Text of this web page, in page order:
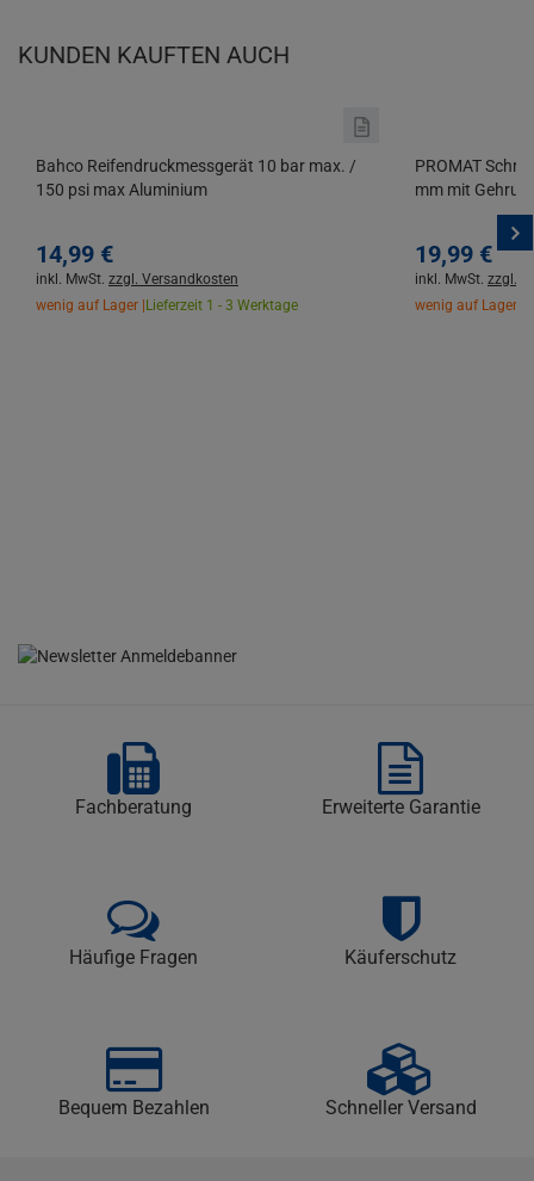
KUNDEN KAUFTEN AUCH
Bahco Reifendruckmessgerät 10 bar max. /
150 psi max Aluminium
14,99 €
inkl. MwSt. zzgl. Versandkosten
wenig auf Lager | Lieferzeit 1 - 3 Werktage
PROMAT
mm mit
19,99 €
inkl. MwSt. zzgl.
wenig auf Lager |
Fachberatung Erweiterte Garantie
Häufige Fragen Käuferschutz
Bequem Bezahlen Schneller Versand